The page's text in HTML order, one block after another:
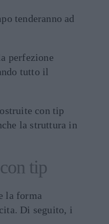
tenderanno ad
perfezione
tutto il
con tip
la struttura in
tip
la forma
Di seguito, i